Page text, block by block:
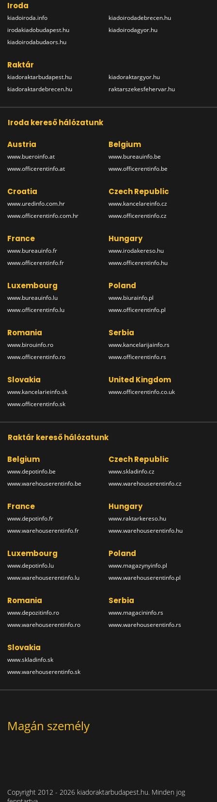
Iroda
kiadoiroda.info
irodakiadobudapest.hu
kiadoirodabudaors.hu
kiadoirodadebrecen.hu
kiadoirodagyor.hu
Raktár
kiadoraktarbudapest.hu
kiadoraktardebrecen.hu
kiadoraktargyor.hu
raktarszekesfehervar.hu
Iroda kereső hálózatunk
Austria
www.bueroinfo.at
www.officerentinfo.at
Belgium
www.bureauinfo.be
www.officerentinfo.be
Croatia
www.uredinfo.com.hr
www.officerentinfo.com.hr
Czech Republic
www.kancelareinfo.cz
www.officerentinfo.cz
France
www.bureauinfo.fr
www.officerentinfo.fr
Hungary
www.irodakereso.hu
www.officerentinfo.hu
Luxembourg
www.bureauinfo.lu
www.officerentinfo.lu
Poland
www.biurainfo.pl
www.officerentinfo.pl
Romania
www.birouinfo.ro
www.officerentinfo.ro
Serbia
www.kancelarijainfo.rs
www.officerentinfo.rs
Slovakia
www.kancelarieinfo.sk
www.officerentinfo.sk
United Kingdom
www.officerentinfo.co.uk
Raktár kereső hálózatunk
Belgium
www.depotinfo.be
www.warehouserentinfo.be
Czech Republic
www.skladinfo.cz
www.warehouserentinfo.cz
France
www.depotinfo.fr
www.warehouserentinfo.fr
Hungary
www.raktarkereso.hu
www.warehouserentinfo.hu
Luxembourg
www.depotinfo.lu
www.warehouserentinfo.lu
Poland
www.magazynyinfo.pl
www.warehouserentinfo.pl
Romania
www.depozitinfo.ro
www.warehouserentinfo.ro
Serbia
www.magacininfo.rs
www.warehouserentinfo.rs
Slovakia
www.skladinfo.sk
www.warehouserentinfo.sk
Magán személy
Copyright 2012 - 2026 kiadoraktarbudapest.hu. Minden jog